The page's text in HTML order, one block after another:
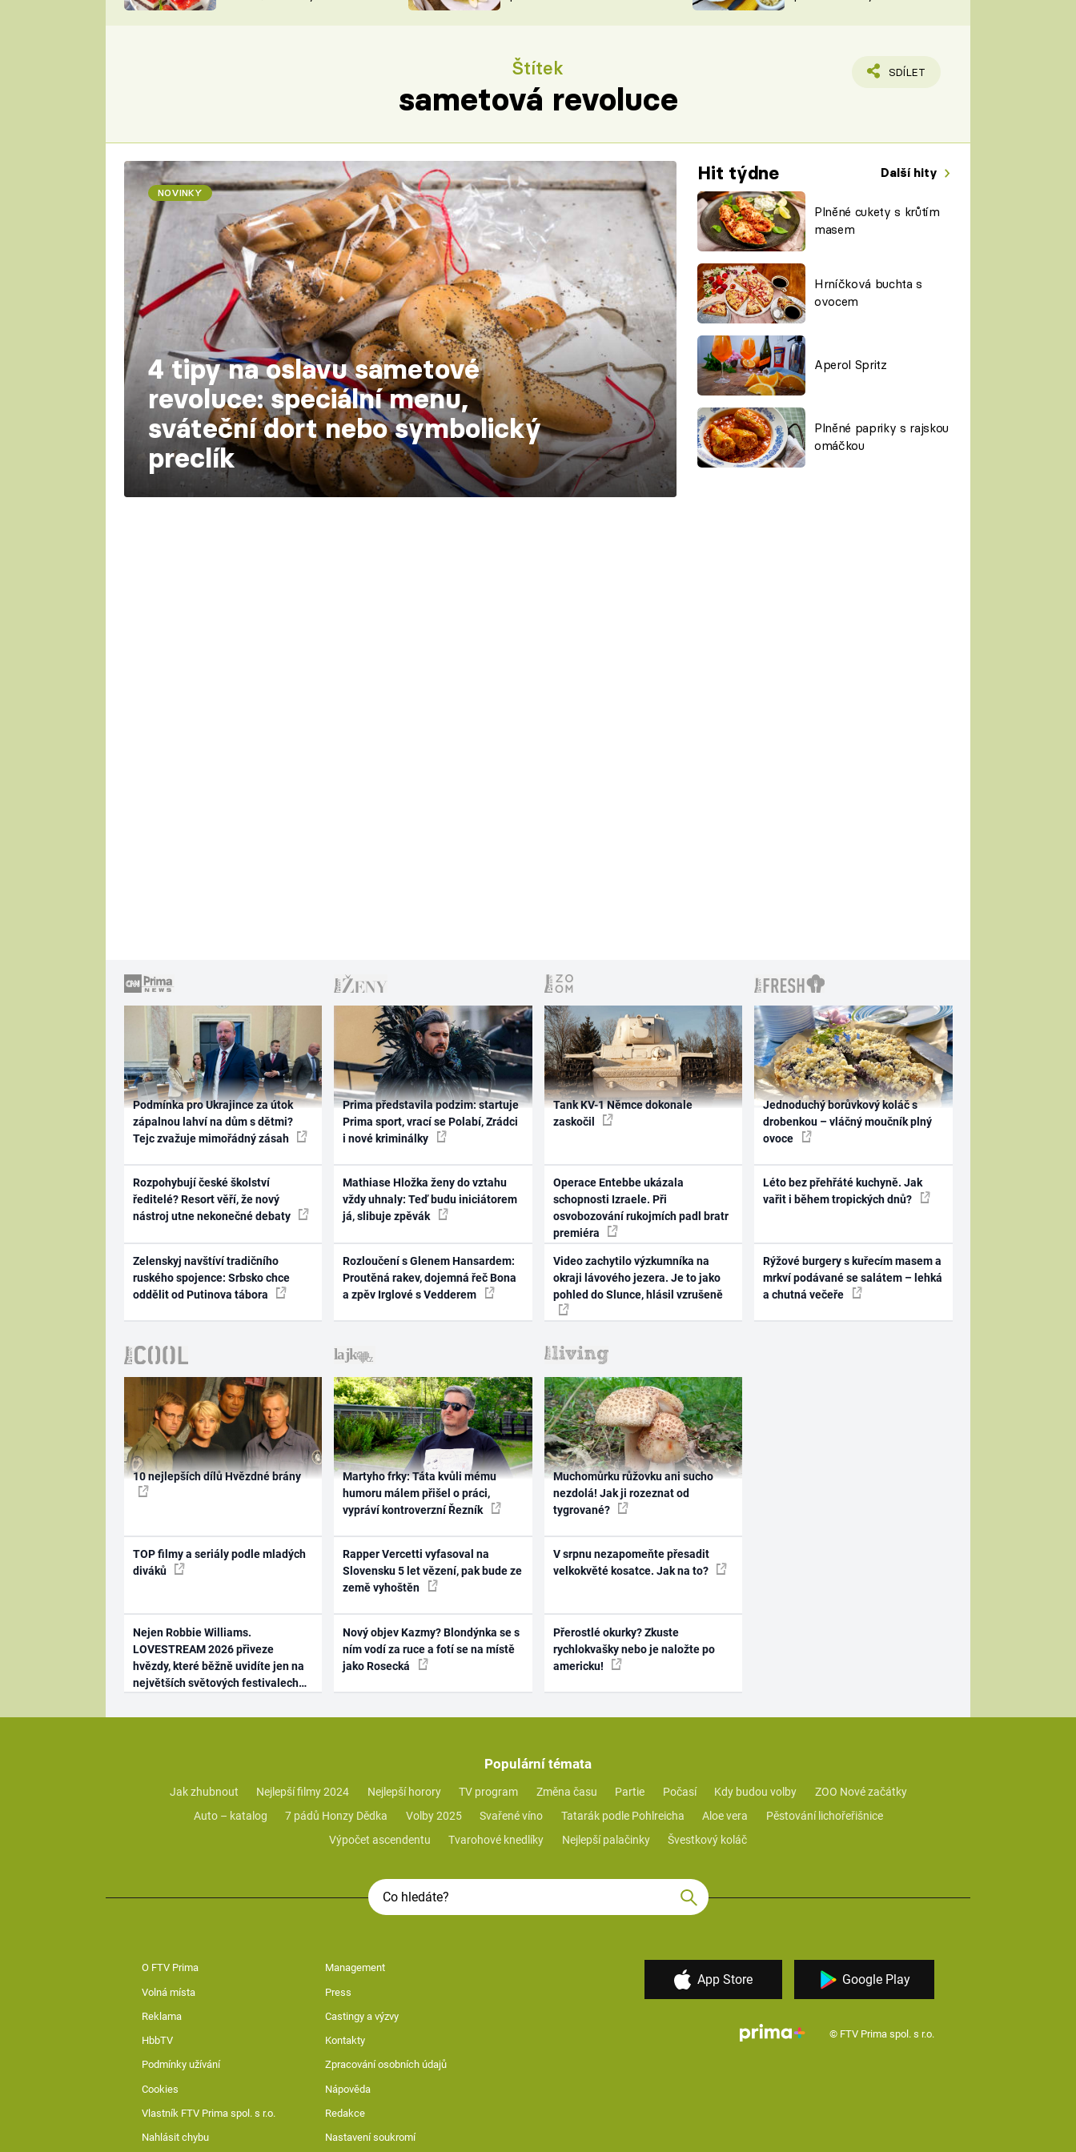
NA NÁKUPECH
ŠÉFREDAKTORKY
Štítek
sametová revoluce
SDÍLET
Hit týdne Další hity
Plněné cukety s krůtím
masem
Hrníčková buchta s
ovocem
Aperol Spritz
Plněné papriky s rajskou
omáčkou
NOVINKY
4 tipy na oslavu sametové
revoluce: speciální menu,
sváteční dort nebo symbolický
preclík
Podmínka pro Ukrajince za útok
zápalnou lahví na dům s dětmi?
Tejc zvažuje mimořádný zásah
Rozpohybují české školství
ředitelé? Resort věří, že nový
nástroj utne nekonečné debaty
Zelenskyj navštíví tradičního
ruského spojence: Srbsko chce
oddělit od Putinova tábora
Prima představila podzim: startuje
Prima sport, vrací se Polabí, Zrádci
i nové kriminálky
Mathiase Hložka ženy do vztahu
vždy uhnaly: Teď budu iniciátorem
já, slibuje zpěvák
Rozloučení s Glenem Hansardem:
Proutěná rakev, dojemná řeč Bona
a zpěv Irglové s Vedderem
Tank KV-1 Němce dokonale
zaskočil
Operace Entebbe ukázala
schopnosti Izraele. Při
osvobozování rukojmích padl bratr
premiéra
Video zachytilo výzkumníka na
okraji lávového jezera. Je to jako
pohled do Slunce, hlásil vzrušeně
Jednoduchý borůvkový koláč s
drobenkou – vláčný moučník plný
ovoce
Léto bez přehřáté kuchyně. Jak
vařit i během tropických dnů?
Rýžové burgery s kuřecím masem a
mrkví podávané se salátem – lehká
a chutná večeře
10 nejlepších dílů Hvězdné brány
TOP filmy a seriály podle mladých
diváků
Nejen Robbie Williams.
LOVESTREAM 2026 přiveze
hvězdy, které běžně uvidíte jen na
největších světových festivalech
Martyho frky: Táta kvůli mému
humoru málem přišel o práci,
vypráví kontroverzní Řezník
Rapper Vercetti vyfasoval na
Slovensku 5 let vězení, pak bude ze
země vyhoštěn
Nový objev Kazmy? Blondýnka se s
ním vodí za ruce a fotí se na místě
jako Rosecká
Muchomůrku růžovku ani sucho
nezdolá! Jak ji rozeznat od
tygrované?
V srpnu nezapomeňte přesadit
velkokvěté kosatce. Jak na to?
Přerostlé okurky? Zkuste
rychlokvašky nebo je naložte po
americku!
Populární témata
Jak zhubnout Nejlepší filmy 2024 Nejlepší horory TV program Změna času Partie Počasí Kdy budou volby
ZOO Nové začátky
Auto – katalog
7 pádů Honzy Dědka Volby 2025 Svařené víno Tatarák podle Pohlreicha Aloe vera
Pěstování lichořeřišnice
Výpočet ascendentu
Tvarohové knedlíky Nejlepší palačinky Švestkový koláč
O FTV Prima Management
Volná místa Press
Reklama Castingy a výzvy
HbbTV Kontakty
Podmínky užívání Zpracování osobních údajů
Cookies Nápověda
Vlastník FTV Prima spol. s r.o. Redakce
Nahlásit chybu Nastavení soukromí
App Store Google Play
© FTV Prima spol. s r.o.